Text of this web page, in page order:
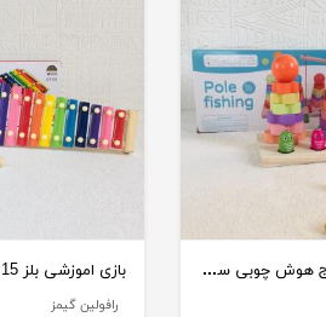
بازی اموزشی برج هوش چوبی سه ستون و ماهیگیری آهنربایی بازی اموزشی بلز 15 نت چوبی
رافولین گیمز